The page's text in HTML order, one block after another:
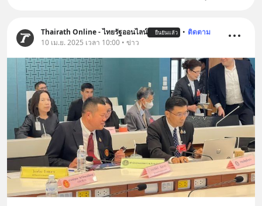
Thairath Online - ไทยรัฐออนไลน์ ยืนยันแล้ว • ติดตาม
10 เม.ย. 2025 เวลา 10:00 • ข่าว